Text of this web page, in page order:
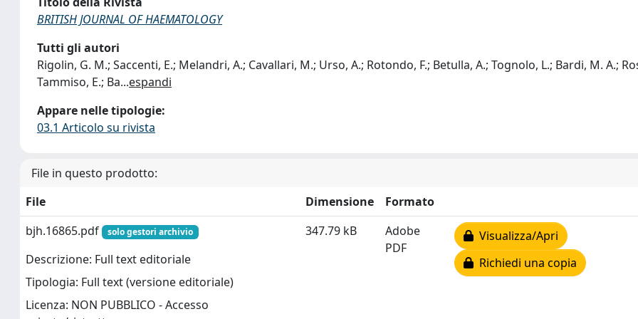
BRITISH JOURNAL OF HAEMATOLOGY
Tutti gli autori
Rigolin, G. M.; Saccenti, E.; Melandri, A.; Cavallari, M.; Urso, A.; Rotondo, F.; Betulla, A.; Tognolo, L.; Bardi, M. A.;
Tammiso, E.; Ba...espandi
Appare nelle tipologie:
03.1 Articolo su rivista
File in questo prodotto:
File
Dimensione
Formato
bjh.16865.pdf
solo gestori archivio
Descrizione: Full text editoriale
Tipologia: Full text (versione editoriale)
Licenza: NON PUBBLICO - Accesso
347.79 kB
Adobe
PDF
Visualizza/Apri
Richiedi una copia